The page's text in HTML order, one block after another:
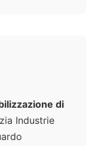
di
Industrie